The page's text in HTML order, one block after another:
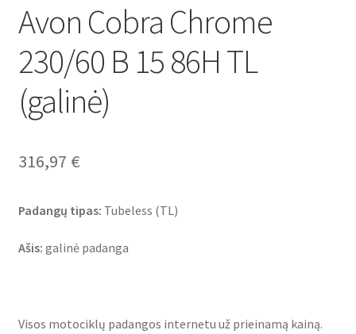
Avon Cobra Chrome
230/60 B 15 86H TL
(galinė)
316,97 €
Padangų tipas: Tubeless (TL)
Ašis: galinė padanga
Visos motociklų padangos internetu už prieinamą kainą.